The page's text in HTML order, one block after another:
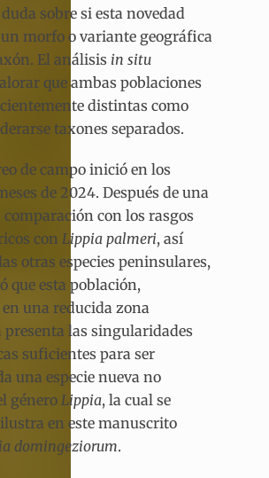
sobre si esta novedad
morfo o variante geográfica
El análisis in situ
que ambas poblaciones
distintas como
taxones separados.
de campo inició en los
de 2024. Después de una
con los rasgos
con Lippia palmeri, así
otras especies peninsulares,
que esta población,
una reducida zona
presenta las singularidades
suficientes para ser
una especie nueva no
género Lippia, la cual se
en este manuscrito
domingeziorum.